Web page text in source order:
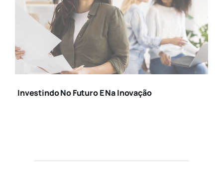
TRABALHO-DE-
MULHERES-DE-
NEGOCIOS
Investindo No Futuro E Na Inovação